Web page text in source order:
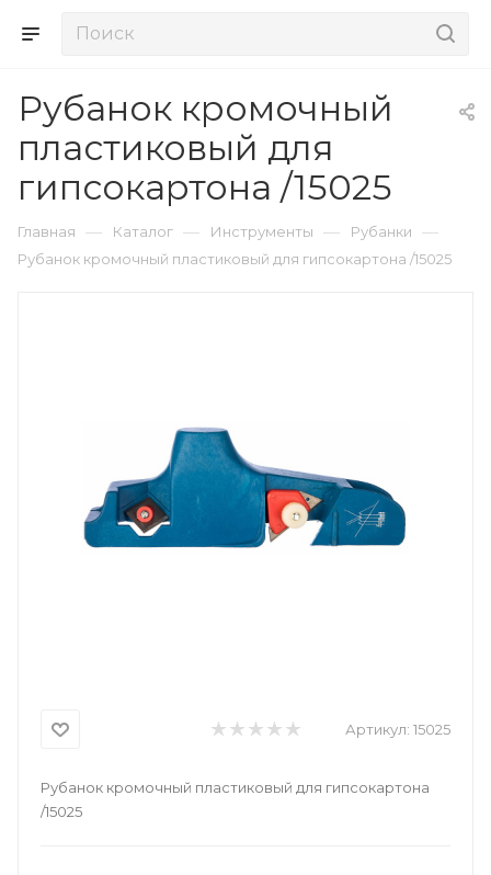
Рубанок кромочный
пластиковый для
гипсокартона /15025
Главная — Каталог — Инструменты — Рубанки —
Рубанок кромочный пластиковый для гипсокартона /15025
Артикул: 15025
Рубанок кромочный пластиковый для гипсокартона
/15025